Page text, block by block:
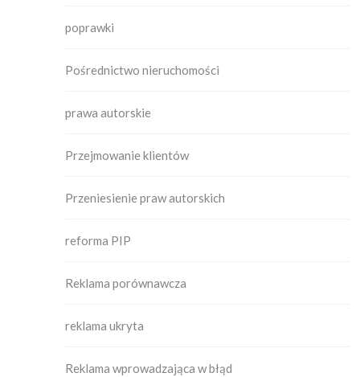
poprawki
Pośrednictwo nieruchomości
prawa autorskie
Przejmowanie klientów
Przeniesienie praw autorskich
reforma PIP
Reklama porównawcza
reklama ukryta
Reklama wprowadzająca w błąd